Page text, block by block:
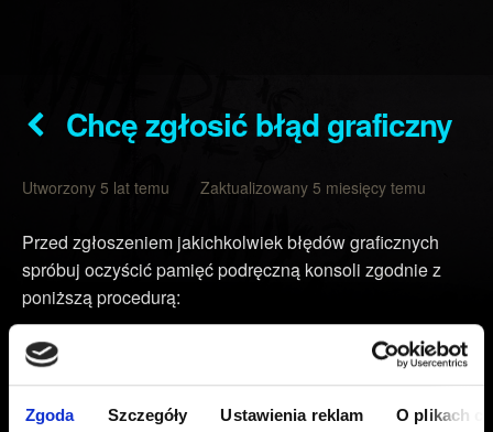
Zgoda Szczegóły Ustawienia reklam O plikach
Chcę zgłosić błąd graficzny
Utworzony 5 lat temu Zaktualizowany 5 miesięcy temu
Przed zgłoszeniem jakichkolwiek błędów graficznych
spróbuj oczyścić pamięć podręczną konsoli zgodnie z
poniższą procedurą:
Wyłącz konsolę Xbox, trzymając przycisk Xbox z
przodu konsoli przez co najmniej 10 sekund.
Odłącz kabel zasilania.